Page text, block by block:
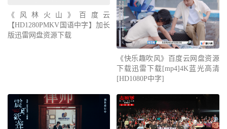
《风林火山》百度云
【HD1280PMKV国语中字】加长
版迅雷网盘资源下载
《快乐趣吹风》百度云网盘资源
下载迅雷下载[mp4]4K蓝光高清
[HD1080P中字]